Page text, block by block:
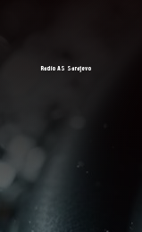
Radio AS Sarajevo